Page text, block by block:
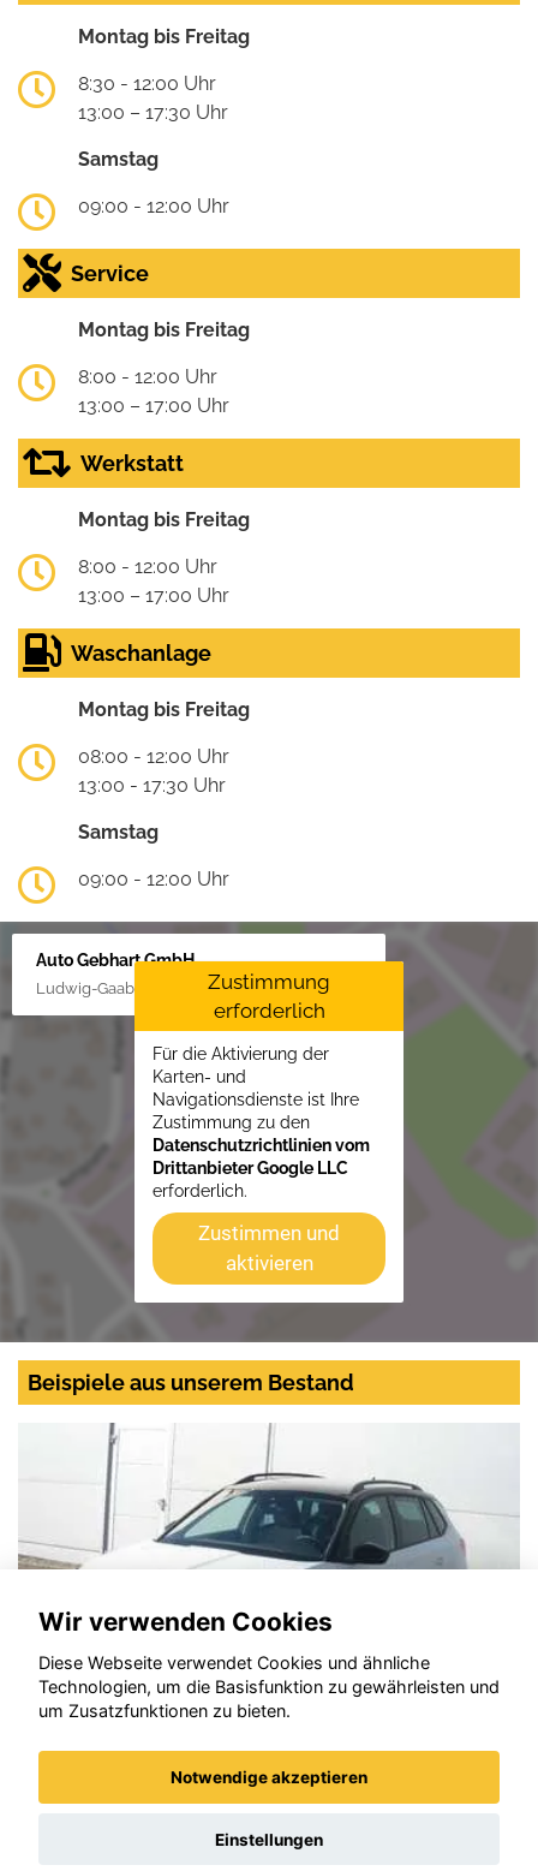
Montag bis Freitag
8:30 - 12:00 Uhr
13:00 – 17:30 Uhr
Samstag
09:00 - 12:00 Uhr
Service
Montag bis Freitag
8:00 - 12:00 Uhr
13:00 – 17:00 Uhr
Werkstatt
Montag bis Freitag
8:00 - 12:00 Uhr
13:00 – 17:00 Uhr
Waschanlage
Montag bis Freitag
08:00 - 12:00 Uhr
13:00 - 17:30 Uhr
Samstag
09:00 - 12:00 Uhr
Auto Gebhart GmbH
Ludwig-Gaab-Str. 4, 88427 Bad Schussenried
Zustimmung
erforderlich
Für die Aktivierung der
Karten- und
Navigationsdienste ist Ihre
Zustimmung zu den
Datenschutzrichtlinien vom
Drittanbieter Google LLC
erforderlich.
Zustimmen und
aktivieren
Beispiele aus unserem Bestand
Skoda Kamiq
Wir verwenden Cookies
Diese Webseite verwendet Cookies und ähnliche
Technologien, um die Basisfunktion zu gewährleisten und
um Zusatzfunktionen zu bieten.
Notwendige akzeptieren
Einstellungen